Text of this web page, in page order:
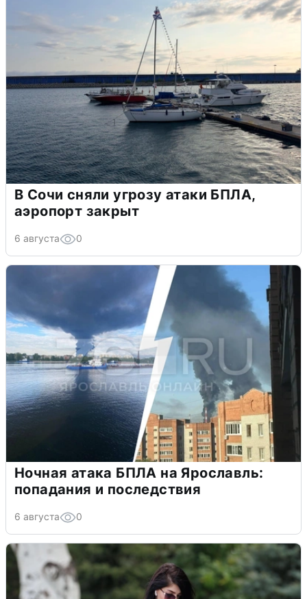
В Сочи сняли угрозу атаки БПЛА,
аэропорт закрыт
6 августа 0
Ночная атака БПЛА на Ярославль:
попадания и последствия
6 августа 0